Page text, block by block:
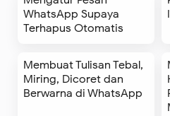
WhatsApp Supaya
Terhapus Otomatis
Membuat Tulisan Tebal,
Miring, Dicoret dan
Berwarna di WhatsApp